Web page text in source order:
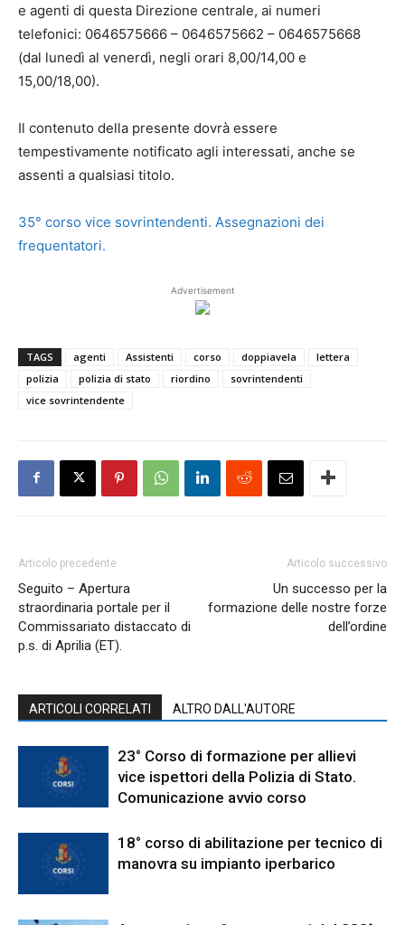
e agenti di questa Direzione centrale, ai numeri
telefonici: 0646575666 – 0646575662 – 0646575668
(dal lunedì al venerdì, negli orari 8,00/14,00 e
15,00/18,00).
Il contenuto della presente dovrà essere
tempestivamente notificato agli interessati, anche se
assenti a qualsiasi titolo.
35° corso vice sovrintendenti. Assegnazioni dei
frequentatori.
Advertisement
TAGS agenti Assistenti corso doppiavela
lettera
polizia
polizia di stato riordino
sovrintendenti
vice sovrintendente
Articolo precedente
Seguito – Apertura
straordinaria portale per il
Commissariato distaccato di
p.s. di Aprilia (ET).
Articolo successivo
Un successo per la
formazione delle nostre forze
dell’ordine
ARTICOLI CORRELATI ALTRO DALL'AUTORE
23° Corso di formazione per allievi
vice ispettori della Polizia di Stato.
Comunicazione avvio corso
18° corso di abilitazione per tecnico di
manovra su impianto iperbarico